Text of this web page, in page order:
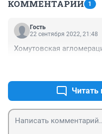
КОММЕНТАРИИ 1
Гость
22 сентября 2022, 21:48
Хомутовская
Читать